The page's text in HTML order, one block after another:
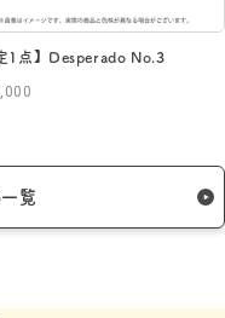
1点】Desperado No.3
覧